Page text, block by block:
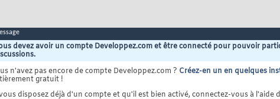
devez avoir un compte Developpez.com et être connecté pour pouvoir
n'avez pas encore de compte Developpez.com ? Créez-en un en quelques
gratuit !
disposez déjà d'un compte et qu'il est bien activé, connectez-vous à l'aide